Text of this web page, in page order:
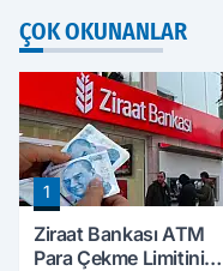
ÇOK OKUNANLAR
1
Ziraat Bankası ATM
Para Çekme Limitini